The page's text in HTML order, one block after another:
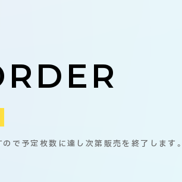
で予定枚数に達し次第販売を終了します。